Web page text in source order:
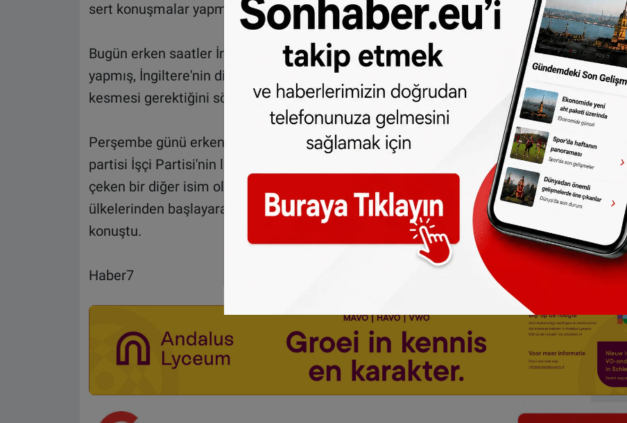
sert konuşmalar yapmak zorunlu hale geldi" dedi.
Bugün erken saatler İngiltere Dışişleri Bakanı Boris Johnson da bir açıklama
yapmış, İngiltere'nin diğer ülkelerle beraber çalışarak terörün finansmanını
kesmesi gerektiğini söylemişti.
Perşembe günü erken genel seçimin yapılacağı İngiltere'de ana muhalefet
partisi İşçi Partisi'nin lideri Jeremy Corbyn de, terörün finansmanına dikkat
çeken bir diğer isim oldu. Corbyn, "Evet, Suudi Arabistan ve diğer Körfez
ülkelerinden başlayarak birkaç zorlu konuşma yapmamız gerekiyor" şeklinde
konuştu.
Haber7